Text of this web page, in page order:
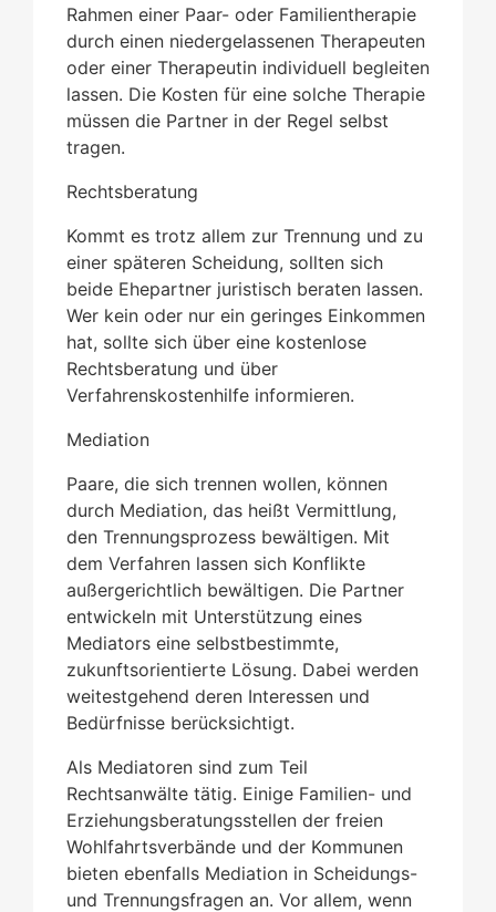
Rahmen einer Paar- oder Familientherapie
durch einen niedergelassenen Therapeuten
oder einer Therapeutin individuell begleiten
lassen. Die Kosten für eine solche Therapie
müssen die Partner in der Regel selbst
tragen.
Rechtsberatung
Kommt es trotz allem zur Trennung und zu
einer späteren Scheidung, sollten sich
beide Ehepartner juristisch beraten lassen.
Wer kein oder nur ein geringes Einkommen
hat, sollte sich über eine kostenlose
Rechtsberatung und über
Verfahrenskostenhilfe informieren.
Mediation
Paare, die sich trennen wollen, können
durch Mediation, das heißt Vermittlung,
den Trennungsprozess bewältigen. Mit
dem Verfahren lassen sich Konflikte
außergerichtlich bewältigen. Die Partner
entwickeln mit Unterstützung eines
Mediators eine selbstbestimmte,
zukunftsorientierte Lösung. Dabei werden
weitestgehend deren Interessen und
Bedürfnisse berücksichtigt.
Als Mediatoren sind zum Teil
Rechtsanwälte tätig. Einige Familien- und
Erziehungsberatungsstellen der freien
Wohlfahrtsverbände und der Kommunen
bieten ebenfalls Mediation in Scheidungs-
und Trennungsfragen an. Vor allem, wenn